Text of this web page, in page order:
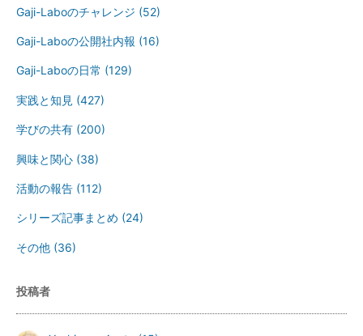
Gaji-Laboのチャレンジ (52)
Gaji-Laboの公開社内報 (16)
Gaji-Laboの日常 (129)
実践と知見 (427)
学びの共有 (200)
興味と関心 (38)
活動の報告 (112)
シリーズ記事まとめ (24)
その他 (36)
投稿者